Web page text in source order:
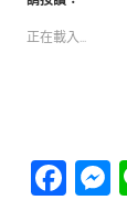
正在載入...